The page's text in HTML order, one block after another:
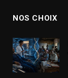
NOS CHOIX